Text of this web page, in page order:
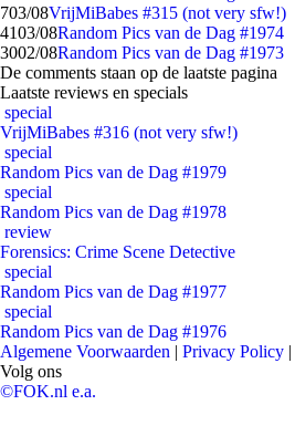
703/08VrijMiBabes #315 (not very sfw!)
4103/08Random Pics van de Dag #1974
3002/08Random Pics van de Dag #1973
De comments staan op de laatste pagina
Laatste reviews en specials
special
VrijMiBabes #316 (not very sfw!)
special
Random Pics van de Dag #1979
special
Random Pics van de Dag #1978
review
Forensics: Crime Scene Detective
special
Random Pics van de Dag #1977
special
Random Pics van de Dag #1976
Algemene Voorwaarden | Privacy Policy |
Volg ons
©FOK.nl e.a.